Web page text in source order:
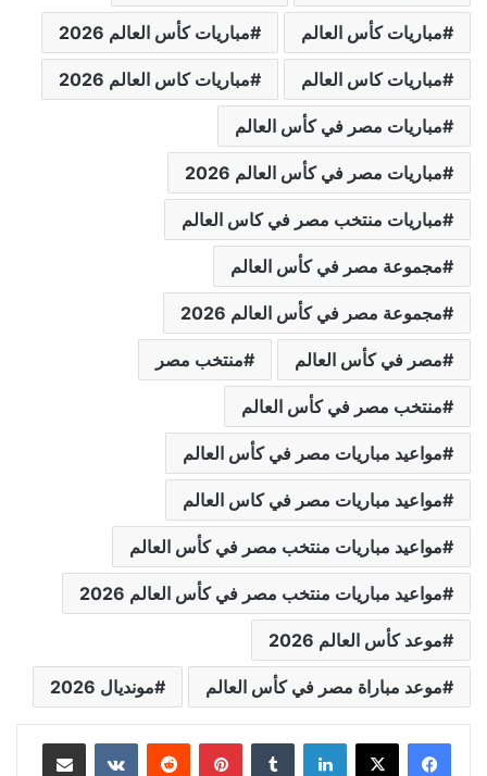
مباريات كأس العالم مباريات كأس العالم 2026
مباريات كاس العالم مباريات كاس العالم 2026
مباريات مصر في كأس العالم
مباريات مصر في كأس العالم 2026
مباريات منتخب مصر في كاس العالم
مجموعة مصر في كأس العالم
مجموعة مصر في كأس العالم 2026
مصر في كأس العالم منتخب مصر
منتخب مصر في كأس العالم
مواعيد مباريات مصر في كأس العالم
مواعيد مباريات مصر في كاس العالم
مواعيد مباريات منتخب مصر في كأس العالم
مواعيد مباريات منتخب مصر في كأس العالم 2026
موعد كأس العالم 2026
موعد مباراة مصر في كأس العالم مونديال 2026
لينكدإن بينتيريست مشاركة عبر البريد